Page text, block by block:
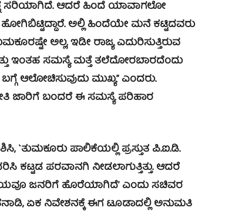
ಸರಿಯಾಗಿದೆ. ಆದರೆ ಹಿಂದೆ ಯಾವಾಗಲೋ
ಅಲ್ಲಿ ಹಿಂದೆಯೇ ಮನೆ ಕಟ್ಟಿದವರು
ಅಲ್ಲ, ಇಡೀ ರಾಜ್ಯ ಎದುರಿಸುತ್ತಿರುವ
ಇಂತಹ ಸಮಸ್ಯೆ ಮತ್ತೆ ತಲೆದೋರಬಾರದೆಂದು
ಆಲೋಚಿಸುವುದು ಮುಖ್ಯ” ಎಂದರು.
ಜಾರಿಗೆ ಬಂದರೆ ಈ ಸಮಸ್ಯೆ ಪರಿಹಾರ
ಪಾಲಿಕೆಯಲ್ಲಿ ಪ್ರಸ್ತುತ ಪಿ.ಐ.ಡಿ.
ಕಟ್ಟಡ ಪರವಾನಗಿ ನೀಡಲಾಗುತ್ತಿತ್ತು. ಆದರೆ
ಜನರಿಗೆ ಹೊರೆಯಾಗಿದೆ’ ಎಂದು ಸಚಿವರ
ಏಕ ನಿವೇಶನಕ್ಕೆ ಈಗ ಟೂಡಾದಲ್ಲಿ ಅನುಮತಿ